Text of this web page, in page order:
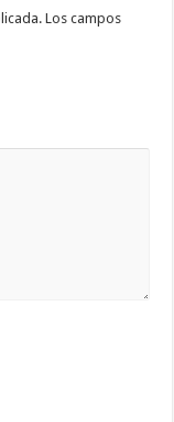
Los campos